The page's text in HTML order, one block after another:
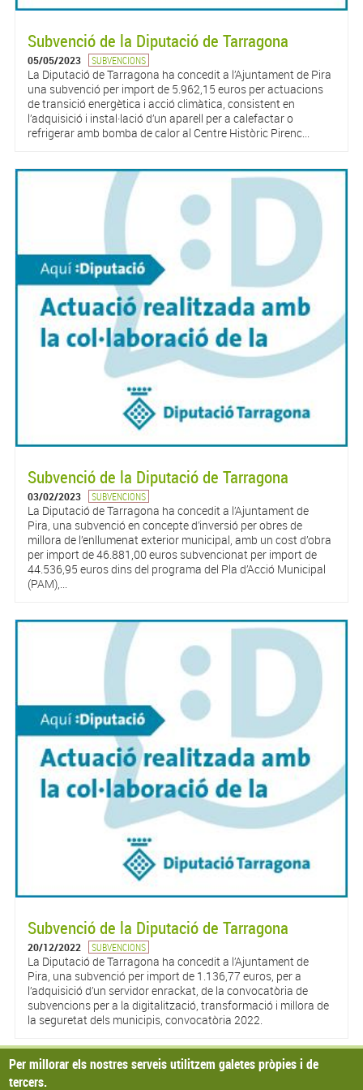
Subvenció de la Diputació de Tarragona
05/05/2023 SUBVENCIONS
La Diputació de Tarragona ha concedit a l’Ajuntament de Pira
una subvenció per import de 5.962,15 euros per actuacions
de transició energètica i acció climàtica, consistent en
l’adquisició i instal·lació d’un aparell per a calefactar o
refrigerar amb bomba de calor al Centre Històric Pirenc...
Subvenció de la Diputació de Tarragona
03/02/2023 SUBVENCIONS
La Diputació de Tarragona ha concedit a l’Ajuntament de
Pira, una subvenció en concepte d’inversió per obres de
millora de l’enllumenat exterior municipal, amb un cost d’obra
per import de 46.881,00 euros subvencionat per import de
44.536,95 euros dins del programa del Pla d’Acció Municipal
(PAM),...
Subvenció de la Diputació de Tarragona
20/12/2022 SUBVENCIONS
La Diputació de Tarragona ha concedit a l’Ajuntament de
Pira, una subvenció per import de 1.136,77 euros, per a
l’adquisició d’un servidor enrackat, de la convocatòria de
subvencions per a la digitalització, transformació i millora de
la seguretat dels municipis, convocatòria 2022.
Pàgines
« primer ‹ anterior 1 2 3 4 5 6 7 8
Per millorar els nostres serveis utilitzem galetes pròpies i de
tercers.